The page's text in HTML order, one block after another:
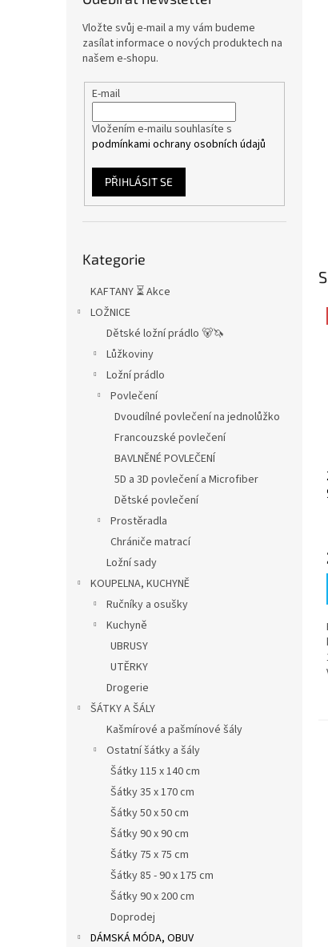
Vložte svůj e-mail a my vám budeme
zasílat informace o nových produktech na
našem e-shopu.
E-mail
Vložením e-mailu souhlasíte s
podmínkami ochrany osobních údajů
PŘIHLÁSIT SE
kategorie
Kategorie
KAFTANY ⏳ Akce
LOŽNICE
Dětské ložní prádlo 🐻🦄
Lůžkoviny
Ložní prádlo
Povlečení
Dvoudílné povlečení na jednolůžko
Francouzské povlečení
BAVLNĚNÉ POVLEČENÍ
5D a 3D povlečení a Microfiber
Dětské povlečení
Prostěradla
Chrániče matrací
Ložní sady
KOUPELNA, KUCHYNĚ
Ručníky a osušky
Kuchyně
UBRUSY
UTĚRKY
Drogerie
ŠÁTKY A ŠÁLY
Kašmírové a pašmínové šály
Ostatní šátky a šály
Šátky 115 x 140 cm
Šátky 35 x 170 cm
Šátky 50 x 50 cm
Šátky 90 x 90 cm
Šátky 75 x 75 cm
Šátky 85 - 90 x 175 cm
Šátky 90 x 200 cm
Doprodej
DÁMSKÁ MÓDA, OBUV